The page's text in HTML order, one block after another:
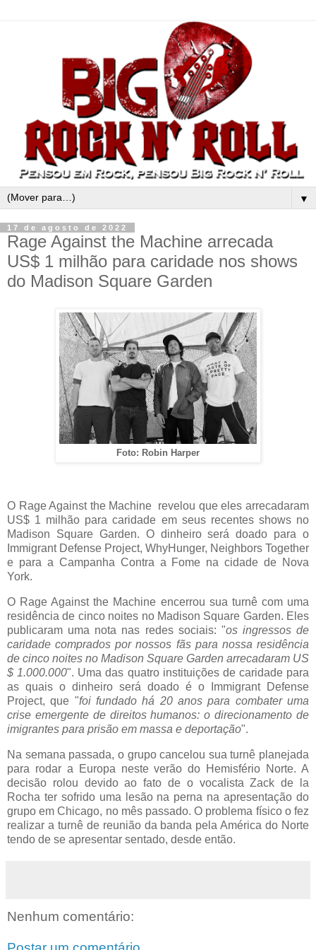
▼
17 de agosto de 2022
Rage Against the Machine arrecada
US$ 1 milhão para caridade nos shows
do Madison Square Garden
Foto: Robin Harper
O Rage Against the Machine revelou que eles arrecadaram
US$ 1 milhão para caridade em seus recentes shows no
Madison Square Garden. O dinheiro será doado para o
Immigrant Defense Project, WhyHunger, Neighbors Together
e para a Campanha Contra a Fome na cidade de Nova
York.
O Rage Against the Machine encerrou sua turnê com uma
residência de cinco noites no Madison Square Garden. Eles
publicaram uma nota nas redes sociais: "os ingressos de
caridade comprados por nossos fãs para nossa residência
de cinco noites no Madison Square Garden arrecadaram US
$ 1.000.000". Uma das quatro instituições de caridade para
as quais o dinheiro será doado é o Immigrant Defense
Project, que "foi fundado há 20 anos para combater uma
crise emergente de direitos humanos: o direcionamento de
imigrantes para prisão em massa e deportação".
Na semana passada, o grupo cancelou sua turnê planejada
para rodar a Europa neste verão do Hemisfério Norte. A
decisão rolou devido ao fato de o vocalista Zack de la
Rocha ter sofrido uma lesão na perna na apresentação do
grupo em Chicago, no mês passado. O problema físico o fez
realizar a turnê de reunião da banda pela América do Norte
tendo de se apresentar sentado, desde então.
Nenhum comentário: